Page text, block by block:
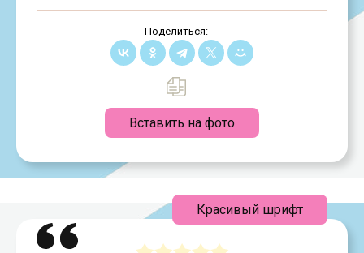
Поделиться:
Вставить на фото
Красивый шрифт